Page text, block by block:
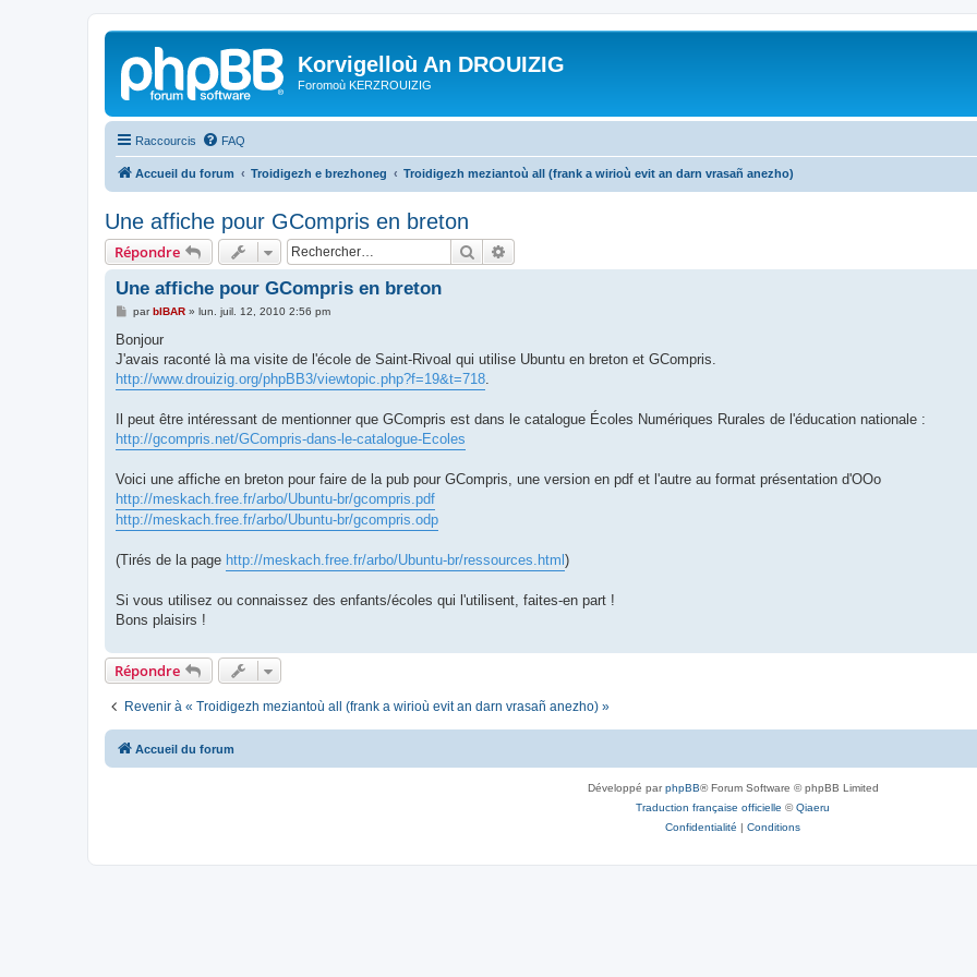
Korvigelloù An DROUIZIG
Foromoù KERZROUIZIG
Raccourcis FAQ
Accueil du forum Troidigezh e brezhoneg Troidigezh meziantoù all (frank a wirioù evit an darn vrasañ anezho)
Une affiche pour GCompris en breton
Répondre Rechercher
Une affiche pour GCompris en breton
M
s
a
g
e
parbIBAR» lun. juil. 12, 2010 2:56 pm
Bonjour
J'avais raconté là ma visite de l'école de Saint-Rivoal qui utilise Ubuntu en breton et GCompris.
http://www.drouizig.org/phpBB3/viewtopic.php?f=19&t=718
Il peut être intéressant de mentionner que GCompris est dans le catalogue Écoles Numériques Rurales de l'éducation nationale :
http://gcompris.net/GCompris-dans-le-catalogue-Ecoles
Voici une affiche en breton pour faire de la pub pour GCompris, une version en pdf et l'autre au format présentation d'OOo
http://meskach.free.fr/arbo/Ubuntu-br/gcompris.pdf
http://meskach.free.fr/arbo/Ubuntu-br/gcompris.odp
(Tirés de la page http://meskach.free.fr/arbo/Ubuntu-br/ressources.html)
Si vous utilisez ou connaissez des enfants/écoles qui l'utilisent, faites-en part !
Bons plaisirs !
Répondre
Revenir à « Troidigezh meziantoù all (frank a wirioù evit an darn vrasañ anezho) »
Accueil du forum
Développé parphpBB® Forum Software © phpBB Limited
Traduction française officielle ©Qiaeru
Confidentialité | Conditions